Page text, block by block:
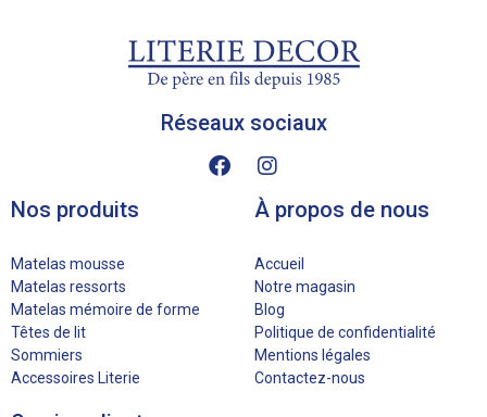
Réseaux sociaux
Nos produits
Matelas mousse
Matelas ressorts
Matelas mémoire de forme
Têtes de lit
Sommiers
Accessoires Literie
À propos de nous
Accueil
Notre magasin
Blog
Politique de confidentialité
Mentions légales
Contactez-nous